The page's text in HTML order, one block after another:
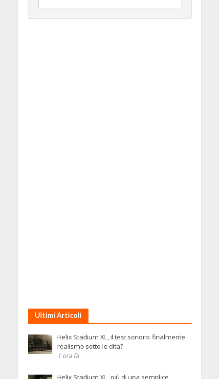
Ultimi Articoli
Helix Stadium XL, il test sonoro: finalmente
realismo sotto le dita?
1 ora fa
Helix Stadium XL, più di una semplice